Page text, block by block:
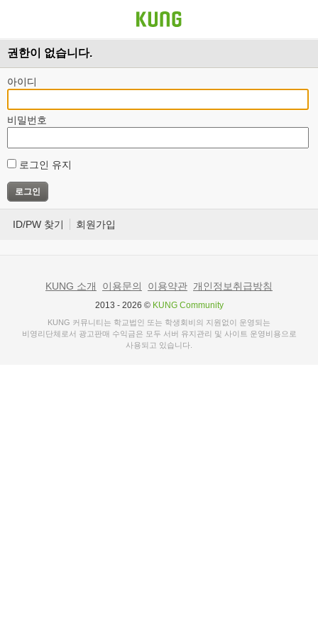
권한이 없습니다.
아이디
비밀번호
로그인 유지
ID/PW 찾기 회원가입
KUNG 소개 이용문의 이용약관 개인정보취급방침
2013 - 2026 © KUNG Community
KUNG 커뮤니티는 학교법인 또는 학생회비의 지원없이 운영되는
비영리단체로서 광고판매 수익금은 모두 서버 유지관리 및 사이트 운영비용으로
사용되고 있습니다.